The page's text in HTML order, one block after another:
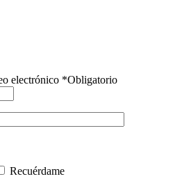
electrónico *Obligatorio
Recuérdame